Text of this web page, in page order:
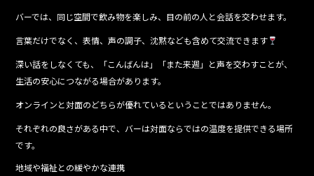
バーでは、同じ空間で飲み物を楽しみ、目の前の人と会話を交わせます。
言葉だけでなく、表情、声の調子、沈黙なども含めて交流できます
深い話をしなくても、「こんばんは」「また来週」と声を交わすことが、
生活の安心につながる場合があります。
オンラインと対面のどちらが優れているということではありません。
それぞれの良さがある中で、バーは対面ならではの温度を提供できる場所
です。
地域や福祉との緩やかな連携